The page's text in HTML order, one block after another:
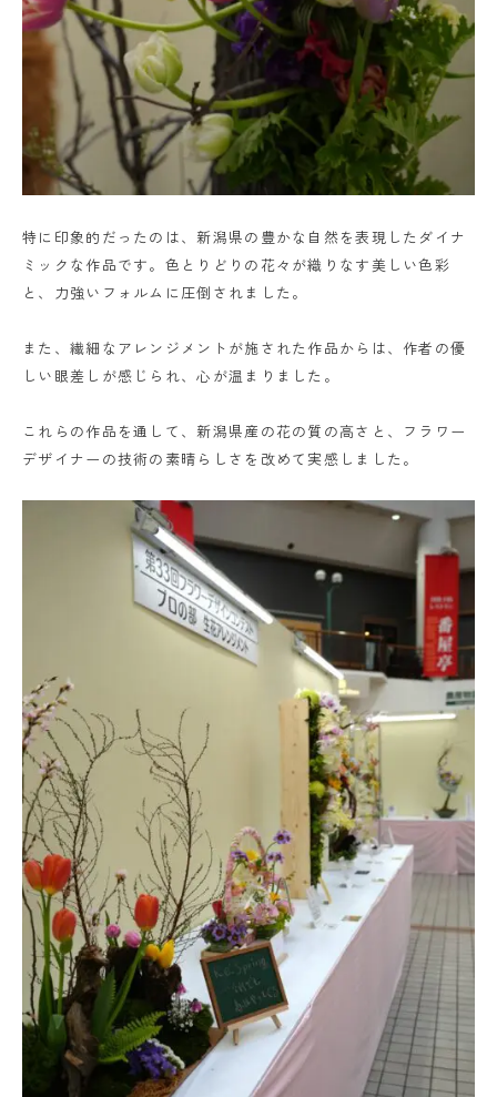
特に印象的だったのは、新潟県の豊かな自然を表現したダイナ
ミックな作品です。色とりどりの花々が織りなす美しい色彩
と、力強いフォルムに圧倒されました。
また、繊細なアレンジメントが施された作品からは、作者の優
しい眼差しが感じられ、心が温まりました。
これらの作品を通して、新潟県産の花の質の高さと、フラワー
デザイナーの技術の素晴らしさを改めて実感しました。